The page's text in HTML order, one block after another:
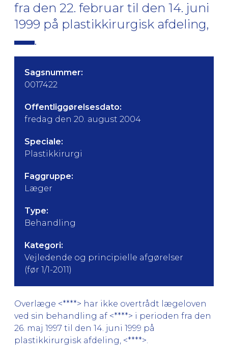
fra den 22. februar til den 14. juni
1999 på plastikkirurgisk afdeling,
.
Sagsnummer:
0017422
Offentliggørelsesdato:
fredag den 20. august 2004
Speciale:
Plastikkirurgi
Faggruppe:
Læger
Type:
Behandling
Kategori:
Vejledende og principielle afgørelser
(før 1/1-2011)
Overlæge <****> har ikke overtrådt lægeloven
ved sin behandling af <****> i perioden fra den
26. maj 1997 til den 14. juni 1999 på
plastikkirurgisk afdeling, <****>.